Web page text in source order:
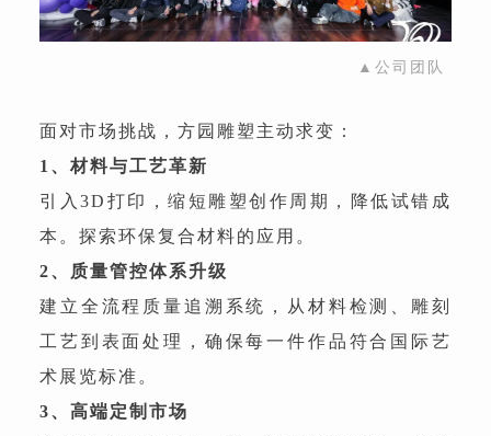
▲公司团队
面对市场挑战，方园雕塑主动求变：
1、材料与工艺革新
引入3D打印，缩短雕塑创作周期，降低试错成
本。探索环保复合材料的应用。
2、质量管控体系升级
建立全流程质量追溯系统，从材料检测、雕刻
工艺到表面处理，确保每一件作品符合国际艺
术展览标准。
3、高端定制市场